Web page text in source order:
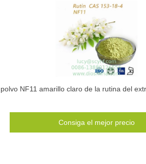
NF11 amarillo claro de la rutina del
Consiga el mejor precio